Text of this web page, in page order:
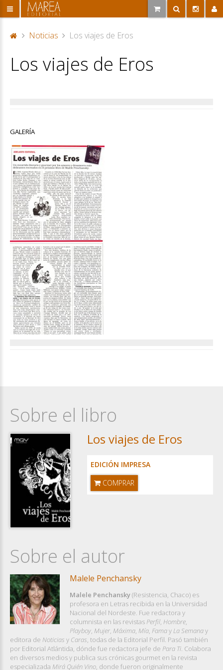
or
ta
Noticias Los viajes de Eros
Los viajes de Eros
GALERÍA
Sobre el libro
Los viajes de Eros
EDICIÓN IMPRESA
COMPRAR
Sobre el autor
Malele Penchansky
Malele Penchansky(Resistencia, Chaco) es
profesora en Letras recibida en la Universidad
Nacional del Nordeste. Fue redactora y
columnista en las revistasPerfil, Hombre,
Playboy, Mujer, Máxima, Mía, FamayLa Semanay
editora de Noticias y Caras, todas de la Editorial Perfil. Pasó también
por Editorial Atlántida, dónde fue redactora jefe de Para Ti. Colabora
en diversos medios y publica sus crónicas gourmet en la revista
especializada Mirá Quién Vino, donde fueron originalmente